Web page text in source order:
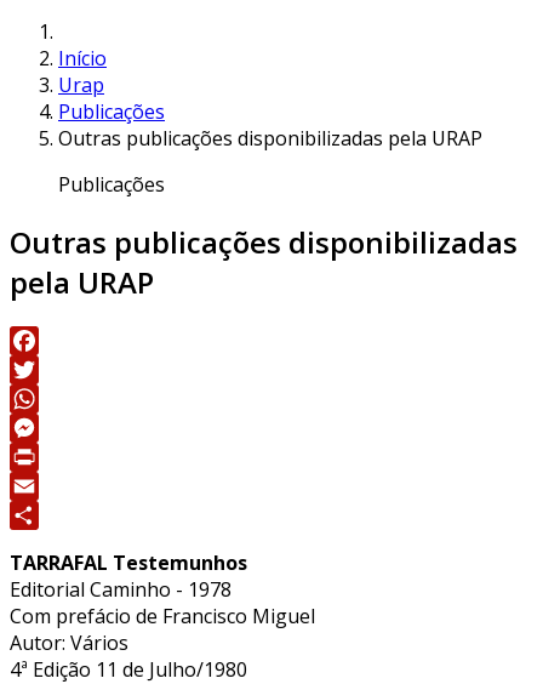
Início
Urap
Publicações
Outras publicações disponibilizadas pela URAP
Publicações
Outras publicações disponibilizadas
pela URAP
Facebook
Twitter
WhatsApp
Messenger
Print
Email
TARRAFAL Testemunhos
Editorial Caminho - 1978
Com prefácio de Francisco Miguel
Autor: Vários
4ª Edição 11 de Julho/1980